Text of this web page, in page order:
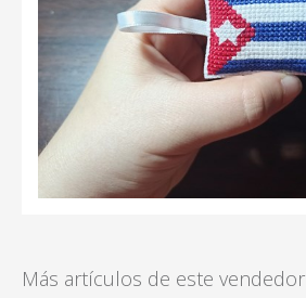
Más artículos de este vendedor